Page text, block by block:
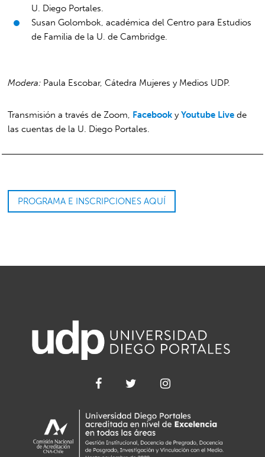
U. Diego Portales.
Susan Golombok, académica del Centro para Estudios
de Familia de la U. de Cambridge.
Modera: Paula Escobar, Cátedra Mujeres y Medios UDP.
Transmisión a través de Zoom, Facebook yYoutube Live de
las cuentas de la U. Diego Portales.
PROGRAMA E INSCRIPCIONES AQUÍ